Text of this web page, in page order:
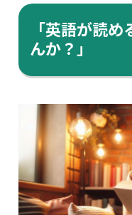
「英語が読
んか？」